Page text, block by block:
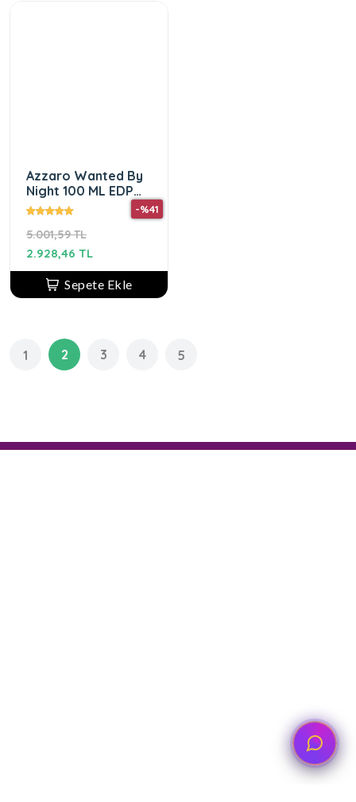
Azzaro Wanted By
Night 100 ML EDP
Erkek Parfüm
5.001,59 TL
-%41
2.928,46 TL
Sepete Ekle
1 2 3 4 5
Abone Ol